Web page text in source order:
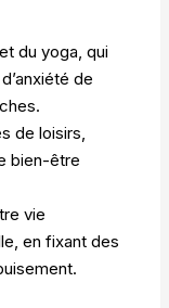
du yoga, qui
de
de loisirs,
bien-être
vie
en fixant des